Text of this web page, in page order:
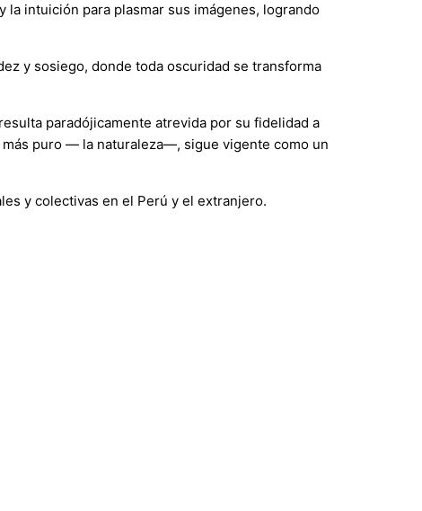
la intuición para plasmar sus imágenes, logrando
y sosiego, donde toda oscuridad se transforma
paradójicamente atrevida por su fidelidad a
puro ― la naturaleza―, sigue vigente como un
y colectivas en el Perú y el extranjero.